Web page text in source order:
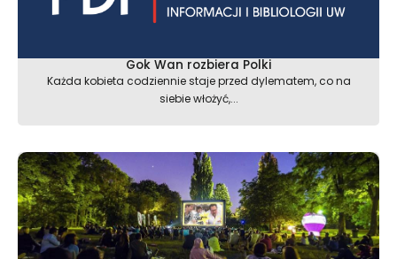
Gok Wan rozbiera Polki
Każda kobieta codziennie staje przed dylematem, co na
siebie włożyć,...